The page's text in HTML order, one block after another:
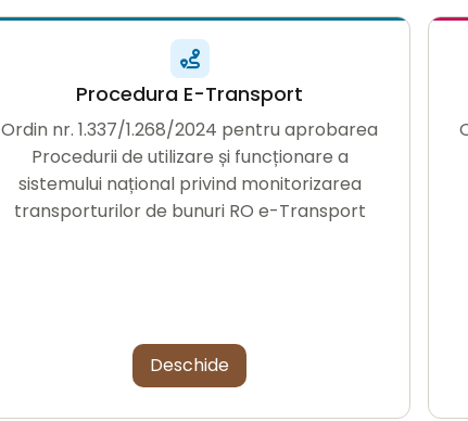
Procedura E-Transport
Ordin nr. 1.337/1.268/2024 pentru aprobarea
Procedurii de utilizare și funcționare a
sistemului național privind monitorizarea
transporturilor de bunuri RO e-Transport
Deschide